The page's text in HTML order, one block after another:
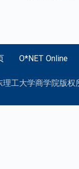
O*NET Online
工大学商学院版